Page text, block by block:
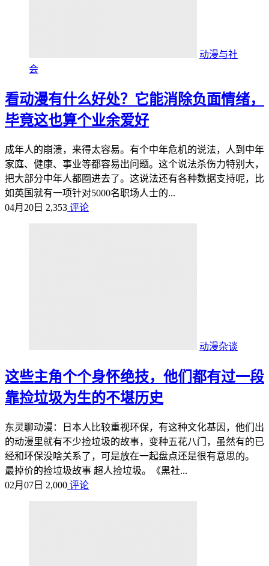
动漫与社
会
看动漫有什么好处？它能消除负面情绪，
毕竟这也算个业余爱好
成年人的崩溃，来得太容易。有个中年危机的说法，人到中年
家庭、健康、事业等都容易出问题。这个说法杀伤力特别大，
把大部分中年人都圈进去了。这说法还有各种数据支持呢，比
如英国就有一项针对5000名职场人士的...
04月20日 2,353 评论
动漫杂谈
这些主角个个身怀绝技，他们都有过一段
靠捡垃圾为生的不堪历史
东灵聊动漫：日本人比较重视环保，有这种文化基因，他们出
的动漫里就有不少捡垃圾的故事，变种五花八门，虽然有的已
经和环保没啥关系了，可是放在一起盘点还是很有意思的。
最掉价的捡垃圾故事 超人捡垃圾。《黑社...
02月07日 2,000 评论